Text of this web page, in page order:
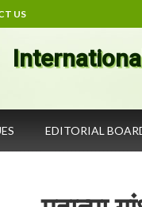
US
EDITORIAL